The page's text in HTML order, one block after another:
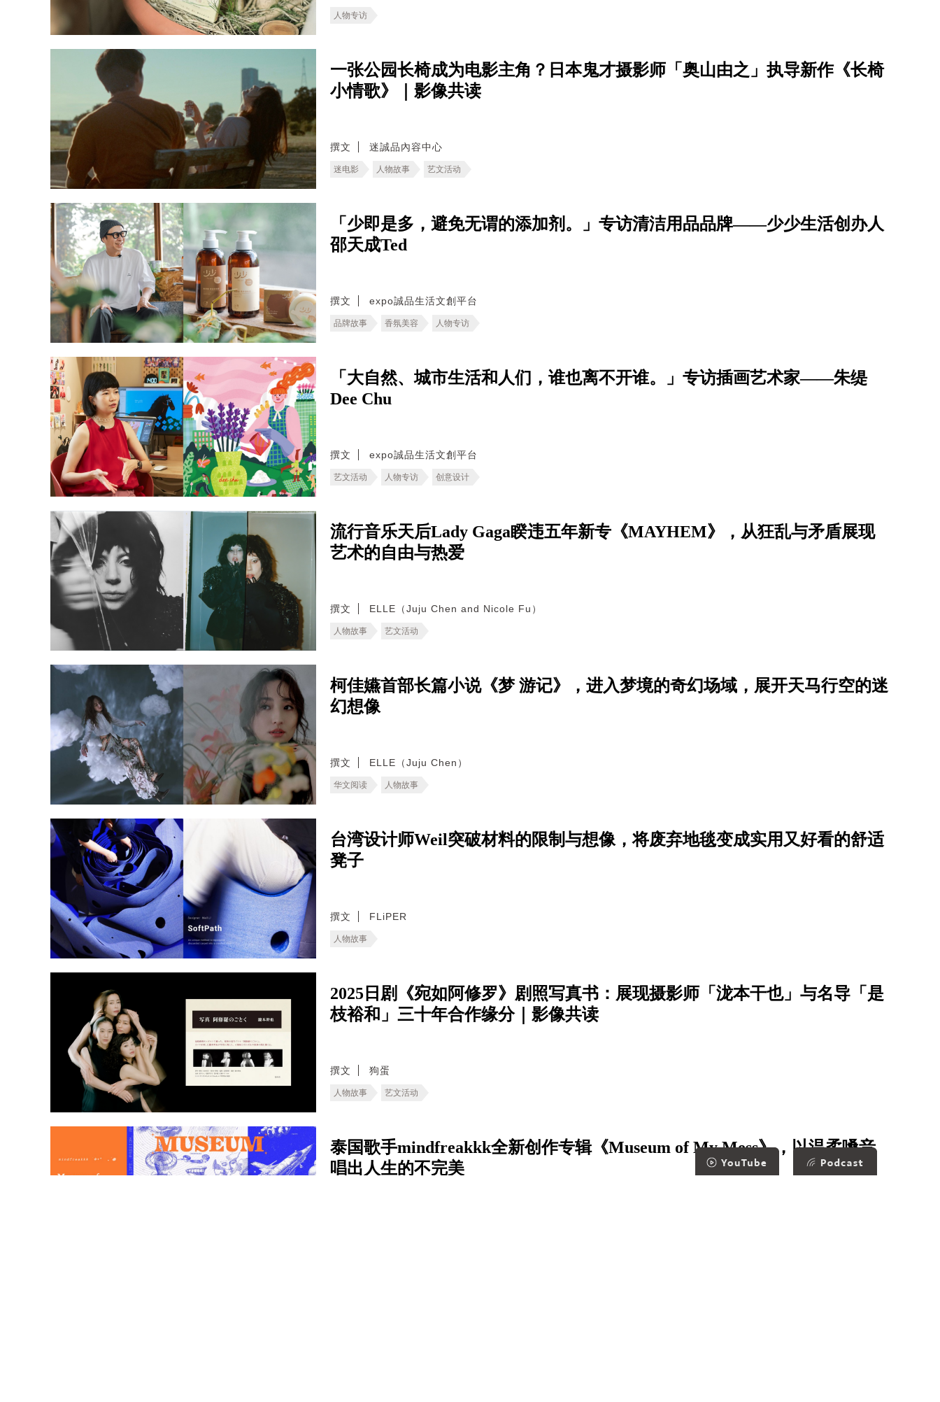
人物专访
一张公园长椅成为电影主角？日本鬼才摄影师「奥山由之」执导新作《长椅
小情歌》｜影像共读
撰文 迷誠品內容中心
迷电影 人物故事 艺文活动
「少即是多，避免无谓的添加剂。」专访清洁用品品牌——少少生活创办人
邵天成Ted
撰文 expo誠品生活文創平台
品牌故事 香氛美容 人物专访
「大自然、城市生活和人们，谁也离不开谁。」专访插画艺术家——朱缇
Dee Chu
撰文 expo誠品生活文創平台
艺文活动 人物专访 创意设计
流行音乐天后Lady Gaga睽违五年新专《MAYHEM》，从狂乱与矛盾展现
艺术的自由与热爱
撰文 ELLE（Juju Chen and Nicole Fu）
人物故事 艺文活动
柯佳嬿首部长篇小说《梦 游记》，进入梦境的奇幻场域，展开天马行空的迷
幻想像
撰文 ELLE（Juju Chen）
华文阅读 人物故事
台湾设计师Weil突破材料的限制与想像，将废弃地毯变成实用又好看的舒适
凳子
撰文 FLiPER
人物故事
2025日剧《宛如阿修罗》剧照写真书：展现摄影师「泷本干也」与名导「是
枝裕和」三十年合作缘分｜影像共读
撰文 狗蛋
人物故事 艺文活动
泰国歌手mindfreakkk全新创作专辑《Museum of My Mess》，以温柔嗓音
唱出人生的不完美